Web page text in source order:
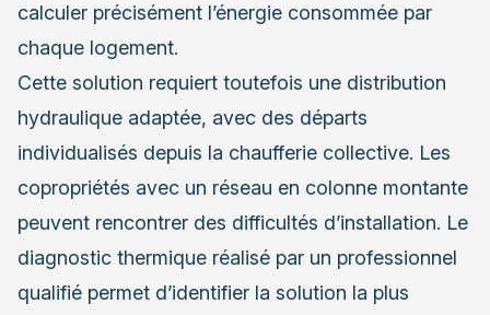
calculer précisément l’énergie consommée par
chaque logement.
Cette solution requiert toutefois une distribution
hydraulique adaptée, avec des départs
individualisés depuis la chaufferie collective. Les
copropriétés avec un réseau en colonne montante
peuvent rencontrer des difficultés d’installation. Le
diagnostic thermique réalisé par un professionnel
qualifié permet d’identifier la solution la plus